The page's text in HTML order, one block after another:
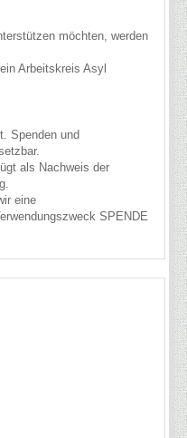
möchten, werden
Arbeitskreis Asyl
Spenden und
als Nachweis der
eine
SPENDE